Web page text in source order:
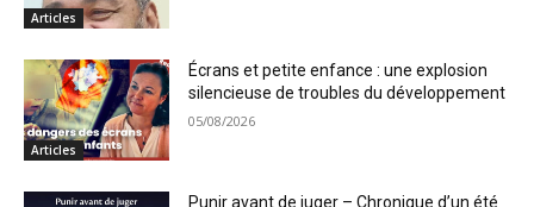
Articles
Articles
Écrans et petite enfance : une explosion
silencieuse de troubles du développement
05/08/2026
Punir avant de juger – Chronique d’un été